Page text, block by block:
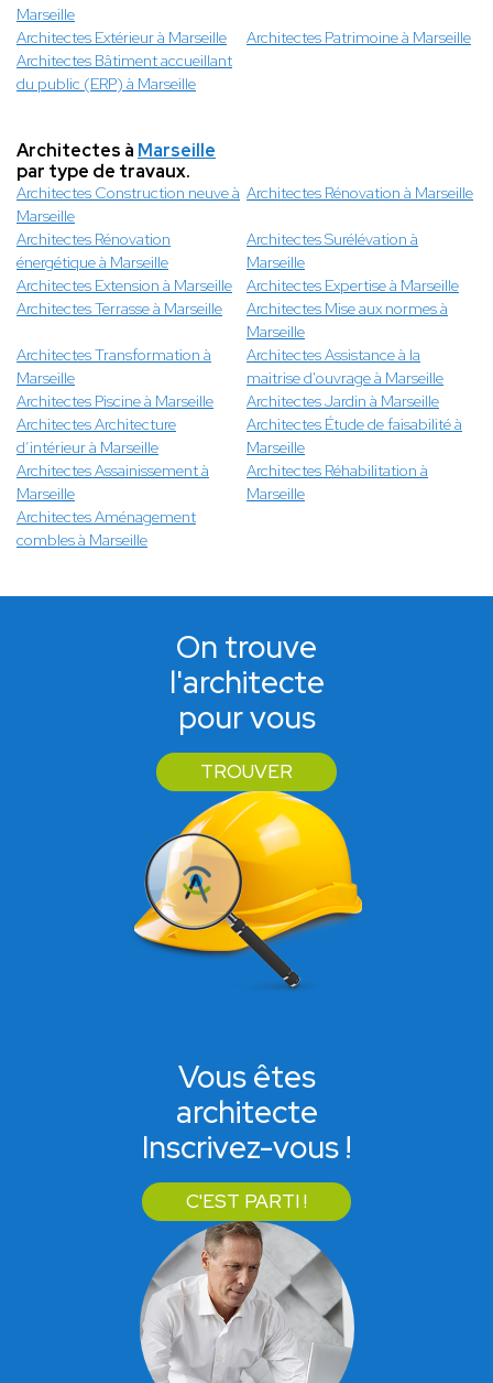
Marseille
Architectes Extérieur à Marseille
Architectes Patrimoine à Marseille
Architectes Bâtiment accueillant
du public (ERP) à Marseille
Architectes à Marseille
par type de travaux.
Architectes Construction neuve à
Marseille
Architectes Rénovation à Marseille
Architectes Rénovation
énergétique à Marseille
Architectes Surélévation à
Marseille
Architectes Extension à Marseille
Architectes Expertise à Marseille
Architectes Terrasse à Marseille
Architectes Mise aux normes à
Marseille
Architectes Transformation à
Marseille
Architectes Assistance à la
maitrise d'ouvrage à Marseille
Architectes Piscine à Marseille
Architectes Jardin à Marseille
Architectes Architecture
d’intérieur à Marseille
Architectes Étude de faisabilité à
Marseille
Architectes Assainissement à
Marseille
Architectes Réhabilitation à
Marseille
Architectes Aménagement
combles à Marseille
On trouve
l'architecte
pour vous
TROUVER
Vous êtes
architecte
Inscrivez-vous !
C'EST PARTI !